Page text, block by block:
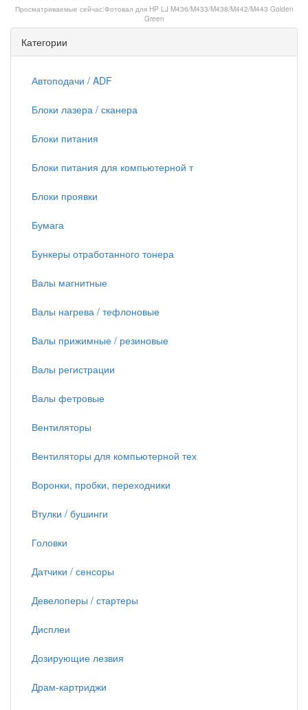
Просматриваемые сейчас:Фотовал для HP LJ M436/M433/M438/M442/M443 Golden
Green
Категории
Автоподачи / ADF
Блоки лазера / сканера
Блоки питания
Блоки питания для компьютерной т
Блоки проявки
Бумага
Бункеры отработанного тонера
Валы магнитные
Валы нагрева / тефлоновые
Валы прижимные / резиновые
Валы регистрации
Валы фетровые
Вентиляторы
Вентиляторы для компьютерной тех
Воронки, пробки, переходники
Втулки / бушинги
Головки
Датчики / сенсоры
Девелоперы / стартеры
Дисплеи
Дозирующие лезвия
Драм-картриджи